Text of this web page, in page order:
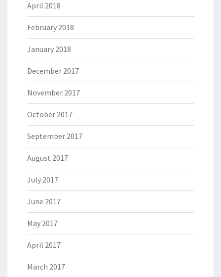
April 2018
February 2018
January 2018
December 2017
November 2017
October 2017
September 2017
August 2017
July 2017
June 2017
May 2017
April 2017
March 2017